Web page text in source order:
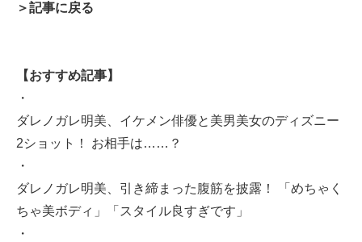
＞記事に戻る
【おすすめ記事】
・
ダレノガレ明美、イケメン俳優と美男美女のディズニー
2ショット！ お相手は……？
・
ダレノガレ明美、引き締まった腹筋を披露！ 「めちゃく
ちゃ美ボディ」「スタイル良すぎです」
・